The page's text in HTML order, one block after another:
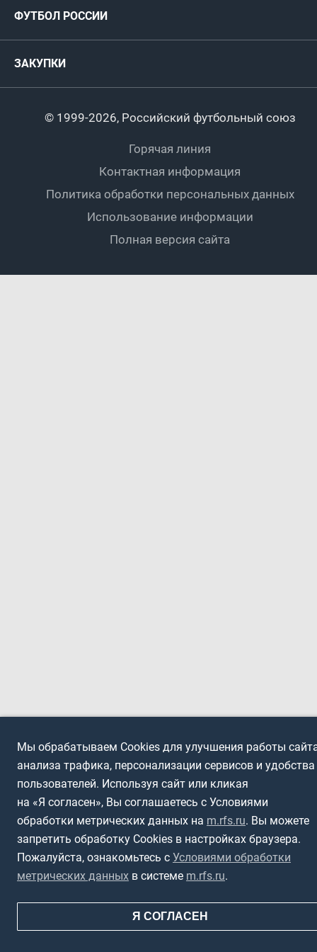
Титулы и трофеи
Международные
Турниры клубов
Регионы
ФУТБОЛ РОССИИ
Пляжный
Футбольное двоеборье
Любители
Спортшколы
Дети
Ветераны
Спортсмены с ОВЗ
ЗАКУПКИ
© 1999-2026, Российский футбольный союз
Горячая линия
Контактная информация
Политика обработки персональных данных
Использование информации
Полная версия сайта
Мы обрабатываем Cookies для улучшения работы
анализа трафика, персонализации сервисов и удобства
пользователей. Используя сайт или кликая
на «Я согласен», Вы соглашаетесь с Условиями
обработки метрических данных на m.rfs.ru. Вы можете
запретить обработку Cookies в настройках браузера.
Пожалуйста, ознакомьтесь с Условиями обработки
метрических данных в системе m.rfs.ru.
Я СОГЛАСЕН